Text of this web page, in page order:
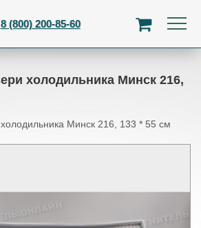
8 (800) 200-85-60
холодильника Минск 216,
Минск 216, 133 * 55 см